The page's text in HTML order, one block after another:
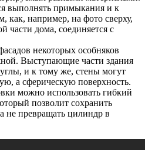
выполнять примыкания и к
как, например, на фото сверху,
части дома, соединяется с
некоторых особняков
Выступающие части здания
и к тому же, стены могут
а сферическую поверхность.
можно использовать гибкий
позволит сохранить
не превращать цилиндр в